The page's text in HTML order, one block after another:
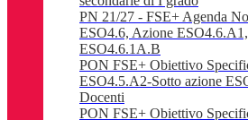
PN 21/27 - FSE+ Agenda
ESO4.6, Azione
ESO4.6.1A.B
PON FSE+ Obiettivo
ESO4.5.A2-Sotto azione
Docenti
PON FSE+ Obiettivo